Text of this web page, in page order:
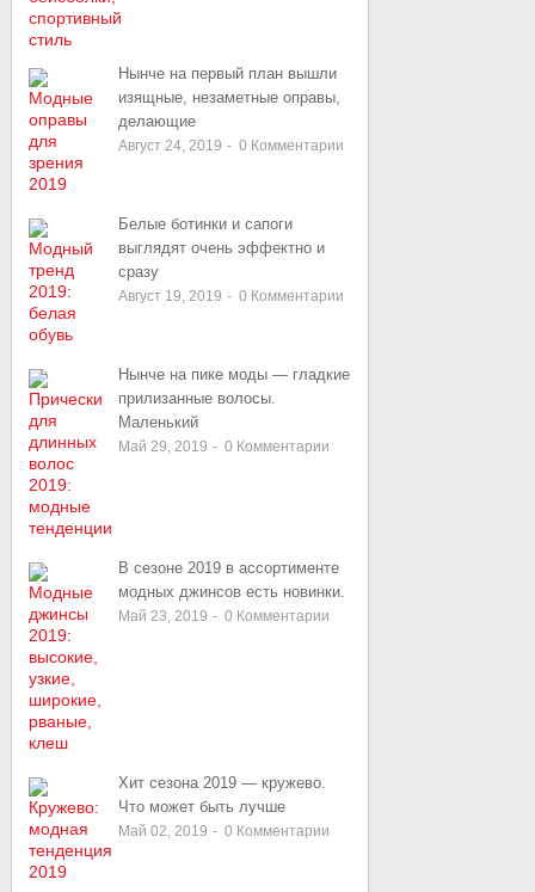
Нынче на первый план вышли
изящные, незаметные оправы,
делающие
Август 24, 2019 - 0 Комментарии
Белые ботинки и сапоги
выглядят очень эффектно и
сразу
Август 19, 2019 - 0 Комментарии
Нынче на пике моды — гладкие
прилизанные волосы.
Маленький
Май 29, 2019 - 0 Комментарии
В сезоне 2019 в ассортименте
модных джинсов есть новинки.
Май 23, 2019 - 0 Комментарии
Хит сезона 2019 — кружево.
Что может быть лучше
Май 02, 2019 - 0 Комментарии